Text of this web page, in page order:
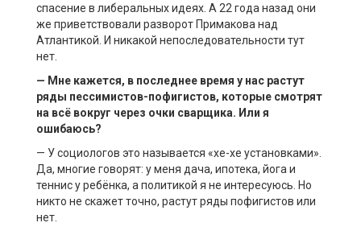
спасение в либеральных идеях. А 22 года назад они
же приветствовали разворот Примакова над
Атлантикой. И никакой непоследовательности тут
нет.
— Мне кажется, в последнее время у нас растут
ряды пессимистов-пофигистов, которые смотрят
на всё вокруг через очки сварщика. Или я
ошибаюсь?
— У социологов это называется «хе-хе установками».
Да, многие говорят: у меня дача, ипотека, йога и
теннис у ребёнка, а политикой я не интересуюсь. Но
никто не скажет точно, растут ряды пофигистов или
нет.